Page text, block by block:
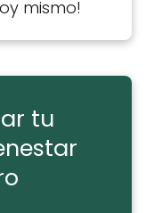
mismo!
tu